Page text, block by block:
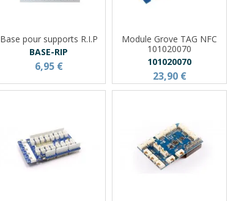
Base pour supports R.I.P
BASE-RIP
6,95 €
Module Grove TAG NFC
101020070
101020070
23,90 €